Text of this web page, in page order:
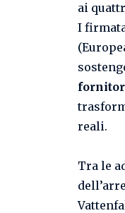
ai
I
reali.
Tra le